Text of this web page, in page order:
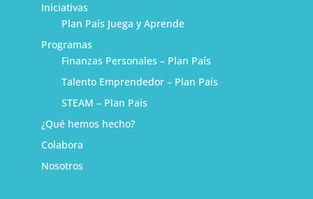
Iniciativas
Plan País Juega y Aprende
Programas
Finanzas Personales – Plan País
Talento Emprendedor – Plan País
STEAM – Plan País
¿Qué hemos hecho?
Colabora
Nosotros